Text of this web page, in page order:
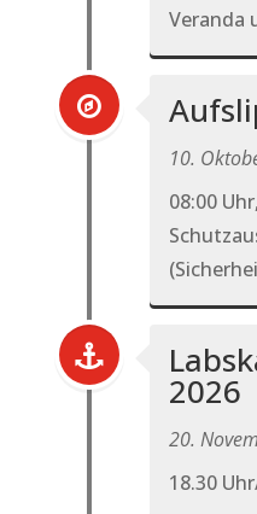
Veranda
10.
08:00
2026
20.
18.30